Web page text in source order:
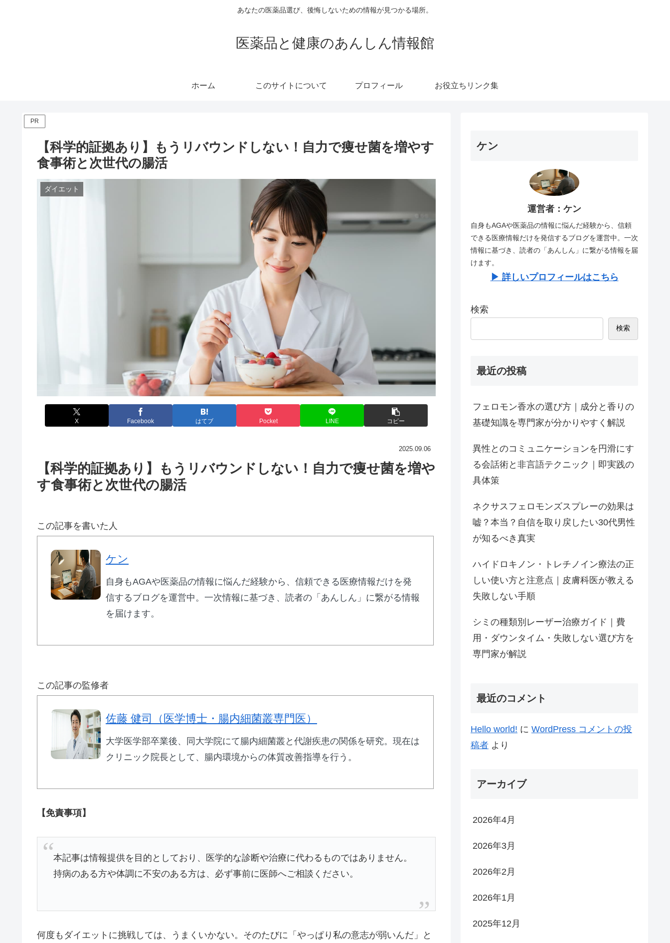
あなたの医薬品選び、後悔しないための情報が見つかる場所。
医薬品と健康のあんしん情報館
ホーム このサイトについて プロフィール お役立ちリンク集
PR
【科学的証拠あり】もうリバウンドしない！自力で痩せ菌を増やす
食事術と次世代の腸活
ダイエット
X Facebook はてブ Pocket LINE コピー
2025.09.06
【科学的証拠あり】もうリバウンドしない！自力で痩せ菌を増や
す食事術と次世代の腸活
この記事を書いた人
ケン
自身もAGAや医薬品の情報に悩んだ経験から、信頼できる医療情報だけを発
信するブログを運営中。一次情報に基づき、読者の「あんしん」に繋がる情報
を届けます。
この記事の監修者
佐藤 健司（医学博士・腸内細菌叢専門医）
大学医学部卒業後、同大学院にて腸内細菌叢と代謝疾患の関係を研究。現在は
クリニック院長として、腸内環境からの体質改善指導を行う。
【免責事項】
本記事は情報提供を目的としており、医学的な診断や治療に代わるものではありません。
持病のある方や体調に不安のある方は、必ず事前に医師へご相談ください。
何度もダイエットに挑戦しては、うまくいかない。そのたびに「やっぱり私の意志が弱いんだ」と
ケン
運営者：ケン
自身もAGAや医薬品の情報に悩んだ経験から、信頼
できる医療情報だけを発信するブログを運営中。一次
情報に基づき、読者の「あんしん」に繋がる情報を届
けます。
▶︎ 詳しいプロフィールはこちら
検索
検索
最近の投稿
フェロモン香水の選び方｜成分と香りの
基礎知識を専門家が分かりやすく解説
異性とのコミュニケーションを円滑にす
る会話術と非言語テクニック｜即実践の
具体策
ネクサスフェロモンズスプレーの効果は
嘘？本当？自信を取り戻したい30代男性
が知るべき真実
ハイドロキノン・トレチノイン療法の正
しい使い方と注意点｜皮膚科医が教える
失敗しない手順
シミの種類別レーザー治療ガイド｜費
用・ダウンタイム・失敗しない選び方を
専門家が解説
最近のコメント
Hello world! に WordPress コメントの投
稿者 より
アーカイブ
2026年4月
2026年3月
2026年2月
2026年1月
2025年12月